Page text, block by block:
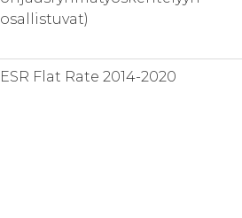
osallistuvat)
ESR Flat Rate 2014-2020